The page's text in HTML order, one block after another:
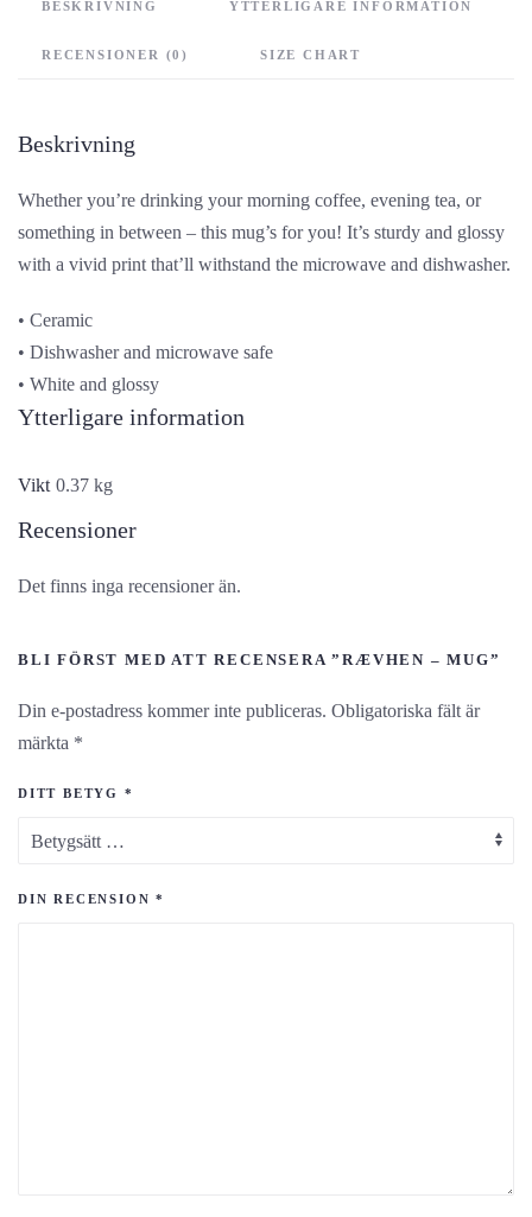
BESKRIVNING YTTERLIGARE INFORMATION
RECENSIONER (0) SIZE CHART
Beskrivning
Whether you’re drinking your morning coffee, evening tea, or
something in between – this mug’s for you! It’s sturdy and glossy
with a vivid print that’ll withstand the microwave and dishwasher.
• Ceramic
• Dishwasher and microwave safe
• White and glossy
Ytterligare information
Vikt 0.37 kg
Recensioner
Det finns inga recensioner än.
BLI FÖRST MED ATT RECENSERA ”RÆVHEN – MUG”
Din e-postadress kommer inte publiceras. Obligatoriska fält är
märkta *
DITT BETYG *
DIN RECENSION*